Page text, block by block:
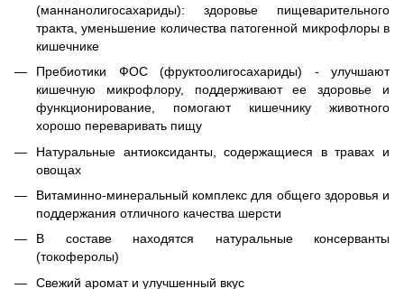
(маннанолигосахариды): здоровье пищеварительного
тракта, уменьшение количества патогенной микрофлоры в
кишечнике
Пребиотики ФОС (фруктоолигосахариды) - улучшают
кишечную микрофлору, поддерживают ее здоровье и
функционирование, помогают кишечнику животного
хорошо переваривать пищу
Натуральные антиоксиданты, содержащиеся в травах и
овощах
Витаминно-минеральный комплекс для общего здоровья и
поддержания отличного качества шерсти
В составе находятся натуральные консерванты
(токоферолы)
Свежий аромат и улучшенный вкус